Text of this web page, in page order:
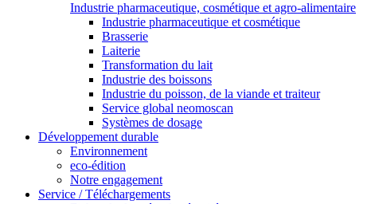
Industrie pharmaceutique, cosmétique et agro-alimentaire
Industrie pharmaceutique et cosmétique
Brasserie
Laiterie
Transformation du lait
Industrie des boissons
Industrie du poisson, de la viande et traiteur
Service global neomoscan
Systèmes de dosage
Développement durable
Environnement
eco-édition
Notre engagement
Service / Téléchargements